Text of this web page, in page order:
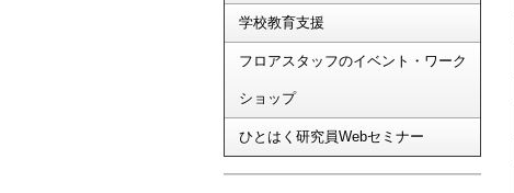
学校教育支援
フロアスタッフのイベント・ワーク
ショップ
ひとはく研究員Webセミナー